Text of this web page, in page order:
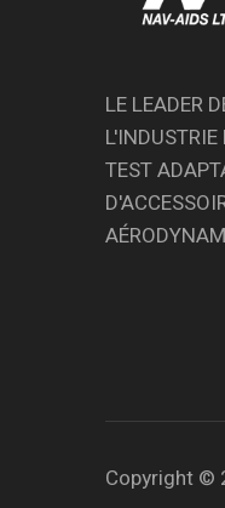
LE LEADER
TEST
Copyright ©